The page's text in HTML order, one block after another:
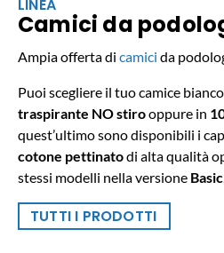
LINEA
Camici da
Ampia offerta di camici da
Puoi scegliere il tuo camice
traspirante NO stirooppure in
quest’ultimo sono disponibili i
cotone pettinatodi alta qualità
stessi modelli nella versione Basic
TUTTI I PRODOTTI